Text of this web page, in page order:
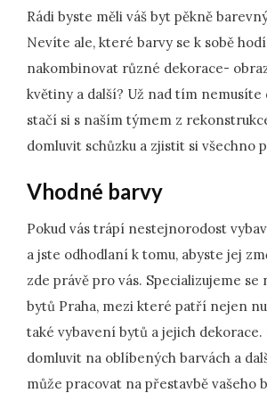
Rádi byste měli váš byt pěkně
Nevíte ale, které barvy se k sobě
nakombinovat různé dekorace-
květiny a další? Už nad tím nemusíte
stačí si s naším týmem z
domluvit schůzku a zjistit si všechno
Vhodné barvy
Pokud vás trápí nestejnorodost
a jste odhodlaní k tomu, abyste jej
zde právě pro vás. Specializujeme se
bytů Praha, mezi které patří nejen
také vybavení bytů a jejich dekorace.
domluvit na oblíbených barvách a
může pracovat na přestavbě vašeho